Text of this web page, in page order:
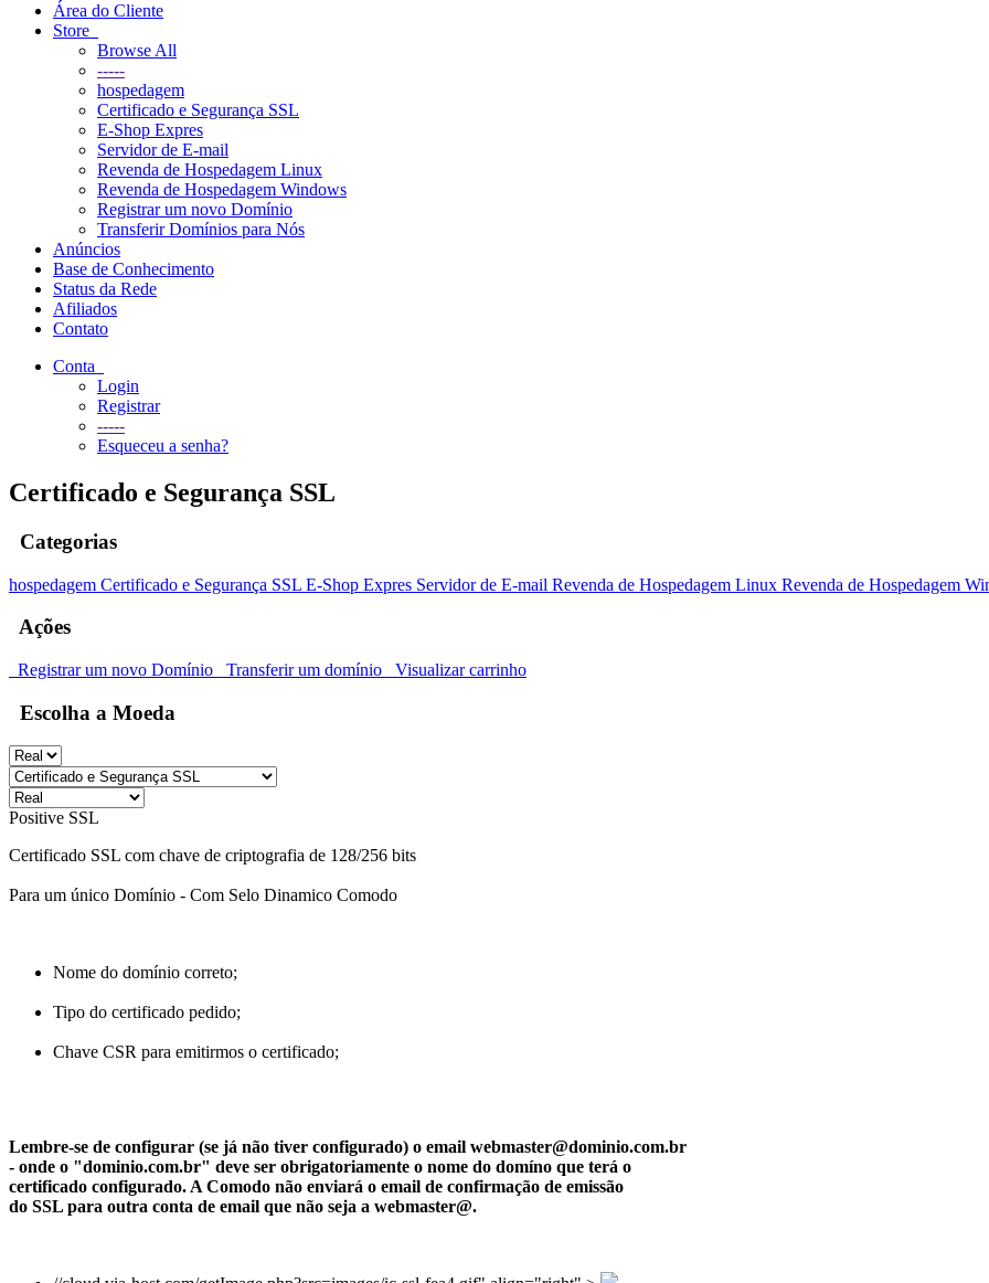
Área do Cliente
Store
Browse All
-----
hospedagem
Certificado e Segurança SSL
E-Shop Expres
Servidor de E-mail
Revenda de Hospedagem Linux
Revenda de Hospedagem Windows
Registrar um novo Domínio
Transferir Domínios para Nós
Anúncios
Base de Conhecimento
Status da Rede
Afiliados
Contato
Conta
Login
Registrar
-----
Esqueceu a senha?
Certificado e Segurança SSL
Categorias
hospedagem Certificado e Segurança SSL E-Shop Expres Servidor de E-mail Revenda de Hospedagem Linux Revenda de Hospedagem
Ações
Registrar um novo Domínio Transferir um domínio Visualizar carrinho
Escolha a Moeda
Positive SSL
Certificado SSL com chave de criptografia de 128/256 bits
Para um único Domínio - Com Selo Dinamico Comodo
Nome do domínio correto;
Tipo do certificado pedido;
Chave CSR para emitirmos o certificado;
Lembre-se de configurar (se já não tiver configurado) o email webmaster@dominio.com.br
- onde o "dominio.com.br" deve ser obrigatoriamente o nome do domíno que terá o
certificado configurado. A Comodo não enviará o email de confirmação de emissão
do SSL para outra conta de email que não seja a webmaster@.